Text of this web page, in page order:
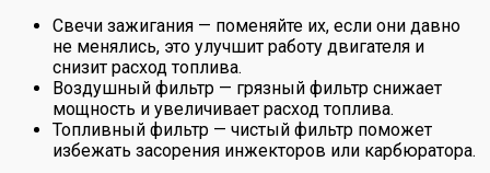
Свечи зажигания — поменяйте их, если они давно
не менялись, это улучшит работу двигателя и
снизит расход топлива.
Воздушный фильтр — грязный фильтр снижает
мощность и увеличивает расход топлива.
Топливный фильтр — чистый фильтр поможет
избежать засорения инжекторов или карбюратора.